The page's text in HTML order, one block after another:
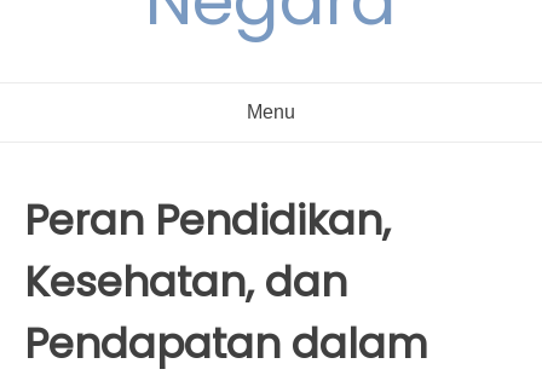
Menu
Peran Pendidikan,
Kesehatan, dan
Pendapatan dalam